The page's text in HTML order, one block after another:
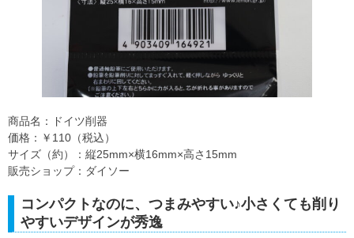
商品名：ドイツ削器
価格：￥110（税込）
サイズ（約）：縦25mm×横16mm×高さ15mm
販売ショップ：ダイソー
コンパクトなのに、つまみやすい♪小さくても削り
やすいデザインが秀逸